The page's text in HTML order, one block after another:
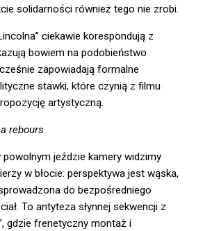
solidarności również tego nie zrobi.
ciekawie korespondują z
bowiem na podobieństwo
zapowiadają formalne
stawki, które czynią z filmu
artystyczną.
a rebours
jeździe kamery widzimy
w błocie: perspektywa jest wąska,
do bezpośredniego
To antyteza słynnej sekwencji z
gdzie frenetyczny montaż i